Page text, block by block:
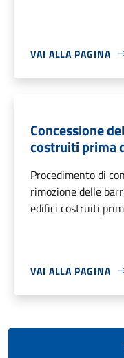
VAI ALLA PAGINA
Concessione
costruiti prima
Procedimento di
rimozione delle
edifici costruiti
VAI ALLA PAGINA